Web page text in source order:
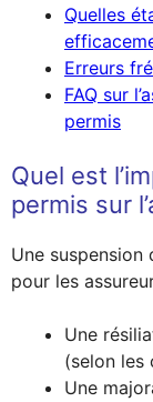
Quelles
Erreurs
FAQ sur
permis
Quel est
permis sur
Une suspension
pour les
Une
(selon les
Une